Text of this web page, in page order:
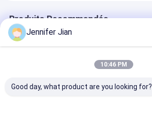
Produits Recommandés
Jennifer Jian
10:46 PM
Good day, what product are you looking for?